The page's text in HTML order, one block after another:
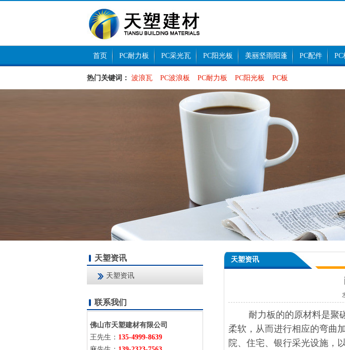
首页 PC耐力板 PC采光瓦 PC阳光板 美丽坚雨阳蓬 PC配件
热门关键词： 波浪瓦 PC波浪板 PC耐力板 PC阳光板 PC板
天塑资讯
天塑资讯
联系我们
佛山市天塑建材有限公司
王先生： 135-4999-8639
天塑资讯
耐力板的的原材料是聚
柔软，从而进行相应的弯曲
院、住宅、银行采光设施，